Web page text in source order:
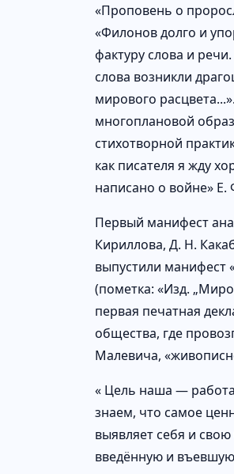
«Проповень о
«Филонов долго и
фактуру слова и
слова возникли
мирового
многоплановой
стихотворной
как писателя я жду
написано о войне» Е.
Первый манифест
Кириллова, Д. Н.
выпустили манифест
(пометка: «Изд.
первая печатная
общества, где
Малевича,
« Цель наша —
знаем, что самое
выявляет себя и
введённую и